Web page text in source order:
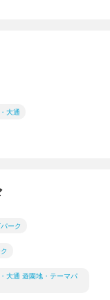
大通
ーク
大通 遊園地・テーマパ